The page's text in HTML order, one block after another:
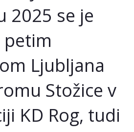
2025 se je
petim
Ljubljana
Stožice v
KD Rog, tudi